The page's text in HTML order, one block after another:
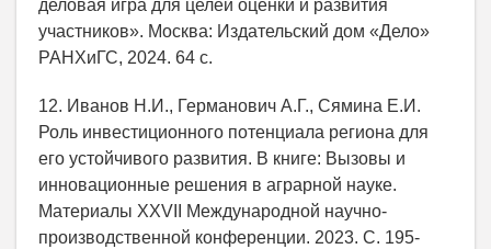
деловая игра для целей оценки и развития
участников». Москва: Издательский дом «Дело»
РАНХиГС, 2024. 64 с.
12. Иванов Н.И., Германович А.Г., Сямина Е.И.
Роль инвестиционного потенциала региона для
его устойчивого развития. В книге: Вызовы и
инновационные решения в аграрной науке.
Материалы XXVII Международной научно-
производственной конференции. 2023. С. 195-